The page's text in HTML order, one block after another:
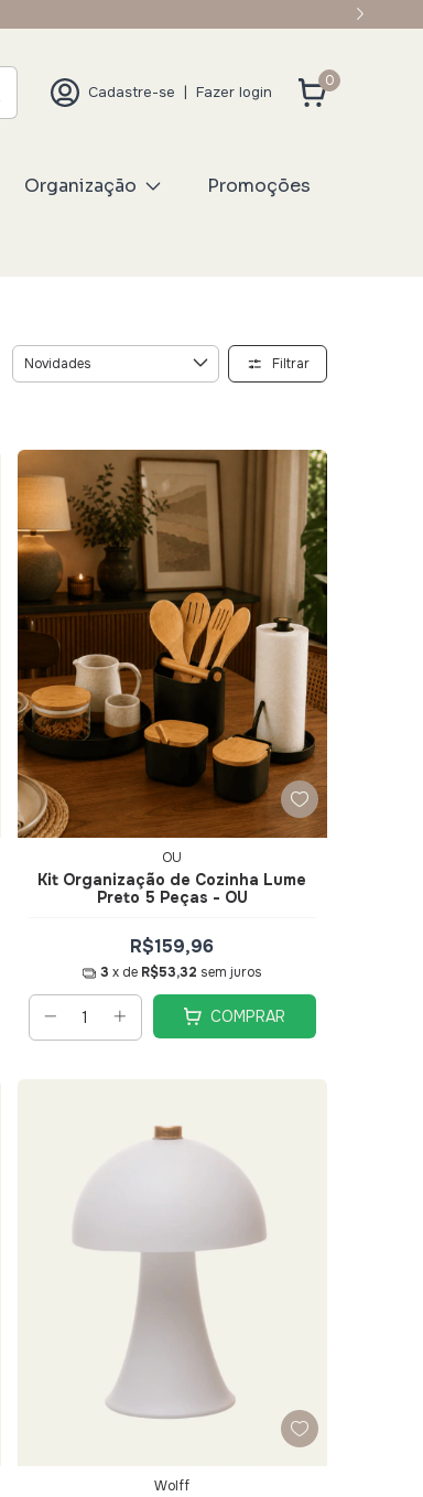
Cadastre-se | Fazer login
0
Organização Promoções
Filtrar
OU
Kit Organização de Cozinha Lume
Preto 5 Peças - OU
R$159,96
3 x de R$53,32 sem juros
COMPRAR
Wolff